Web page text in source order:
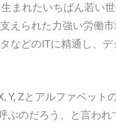
たいちばん若い世
れた力強い労働市
どのITに精通し、デ
Zとアルファベットの
だろう、と言われて